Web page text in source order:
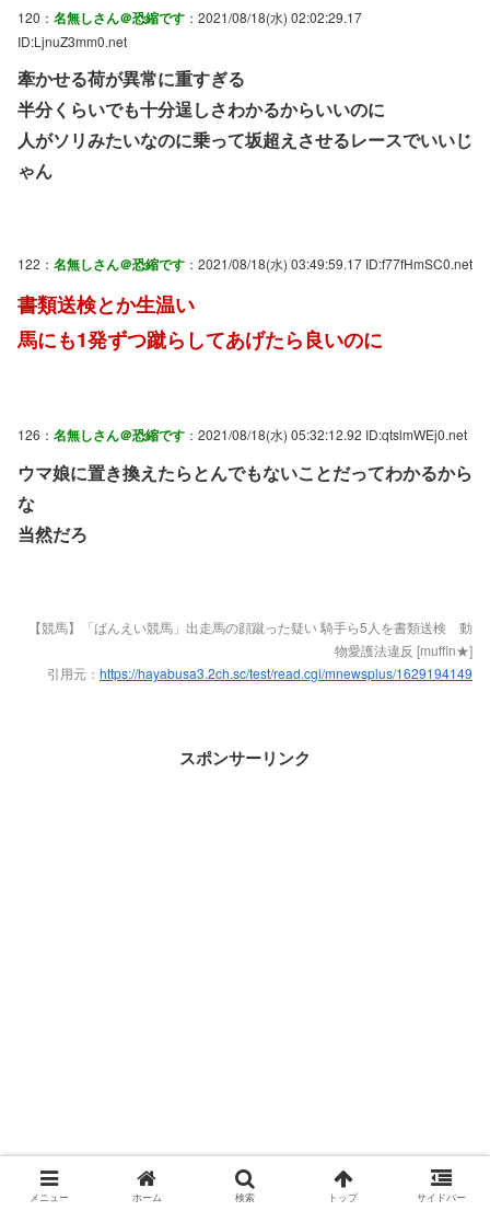
120： 名無しさん＠恐縮です ：2021/08/18(水) 02:02:29.17
ID:LjnuZ3mm0.net
牽かせる荷が異常に重すぎる
半分くらいでも十分逞しさわかるからいいのに
人がソリみたいなのに乗って坂超えさせるレースでいいじ
ゃん
122： 名無しさん＠恐縮です ：2021/08/18(水) 03:49:59.17 ID:f77fHmSC0.net
書類送検とか生温い
馬にも1発ずつ蹴らしてあげたら良いのに
126： 名無しさん＠恐縮です ：2021/08/18(水) 05:32:12.92 ID:qtslmWEj0.net
ウマ娘に置き換えたらとんでもないことだってわかるから
な
当然だろ
【競馬】「ばんえい競馬」出走馬の顔蹴った疑い 騎手ら5人を書類送検 動
物愛護法違反 [muffin★]
引用元： https://hayabusa3.2ch.sc/test/read.cgi/mnewsplus/1629194149
スポンサーリンク
メニュー ホーム 検索 トップ サイドバー